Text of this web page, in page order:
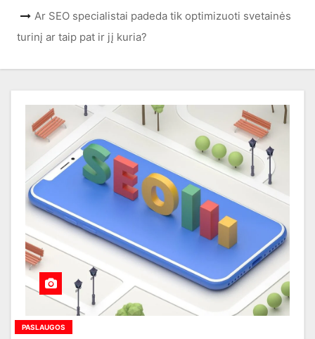
Ar SEO specialistai padeda tik optimizuoti svetainės
turinį ar taip pat ir jį kuria?
PASLAUGOS